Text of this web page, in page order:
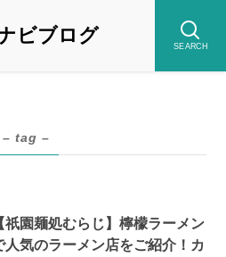
ビブログ SEARCH
– tag –
祇園麺処むらじ】檸檬ラーメン
人気のラーメン店をご紹介！カ